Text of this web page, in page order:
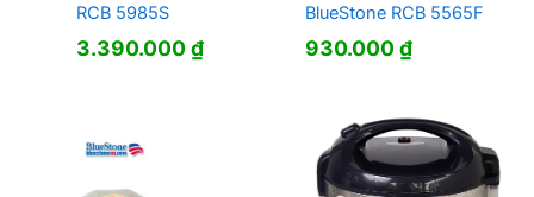
RCB 5985S
3.390.000₫
BlueStone RCB 5565F
930.000₫